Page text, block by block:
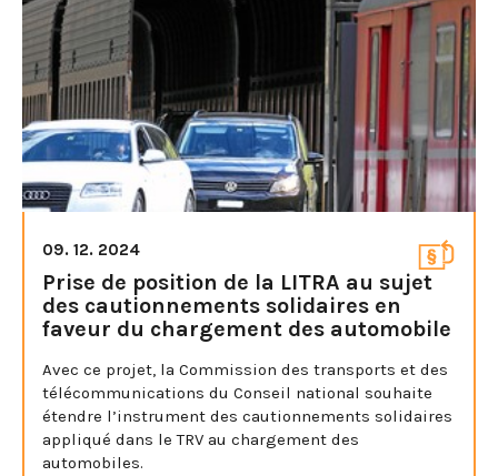
09. 12. 2024
Prise de position de la LITRA au sujet
des cautionnements solidaires en
faveur du chargement des automobile
Avec ce projet, la Commission des transports et des
télécommunications du Conseil national souhaite
étendre l’instrument des cautionnements solidaires
appliqué dans le TRV au chargement des
automobiles.